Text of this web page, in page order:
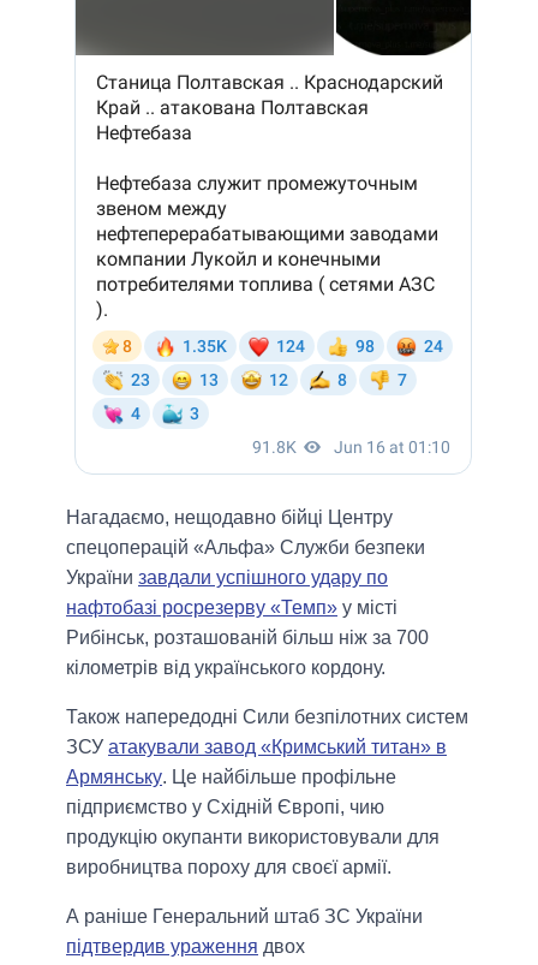
Нагадаємо, нещодавно бійці Центру
спецоперацій «Альфа» Служби безпеки
України завдали успішного удару по
нафтобазі росрезерву «Темп» у місті
Рибінськ, розташованій більш ніж за 700
кілометрів від українського кордону.
Також напередодні Сили безпілотних систем
ЗСУ атакували завод «Кримський титан» в
Армянську. Це найбільше профільне
підприємство у Східній Європі, чию
продукцію окупанти використовували для
виробництва пороху для своєї армії.
А раніше Генеральний штаб ЗС України
підтвердив ураження двох